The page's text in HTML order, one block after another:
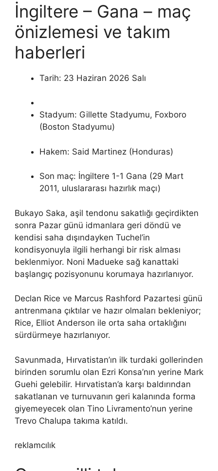
İngiltere – Gana – maç
önizlemesi ve takım
haberleri
Tarih: 23 Haziran 2026 Salı
Stadyum: Gillette Stadyumu, Foxboro
(Boston Stadyumu)
Hakem: Said Martinez (Honduras)
Son maç: İngiltere 1-1 Gana (29 Mart
2011, uluslararası hazırlık maçı)
Bukayo Saka, aşil tendonu sakatlığı geçirdikten
sonra Pazar günü idmanlara geri döndü ve
kendisi saha dışındayken Tuchel’in
kondisyonuyla ilgili herhangi bir risk alması
beklenmiyor. Noni Madueke sağ kanattaki
başlangıç ​​pozisyonunu korumaya hazırlanıyor.
Declan Rice ve Marcus Rashford Pazartesi günü
antrenmana çıktılar ve hazır olmaları bekleniyor;
Rice, Elliot Anderson ile orta saha ortaklığını
sürdürmeye hazırlanıyor.
Savunmada, Hırvatistan’ın ilk turdaki gollerinden
birinden sorumlu olan Ezri Konsa’nın yerine Mark
Guehi gelebilir. Hırvatistan’a karşı baldırından
sakatlanan ve turnuvanın geri kalanında forma
giyemeyecek olan Tino Livramento’nun yerine
Trevo Chalupa takıma katıldı.
reklamcılık